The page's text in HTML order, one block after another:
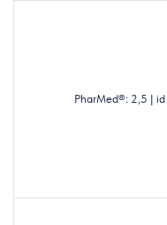
PharMed®: 2,5 | id